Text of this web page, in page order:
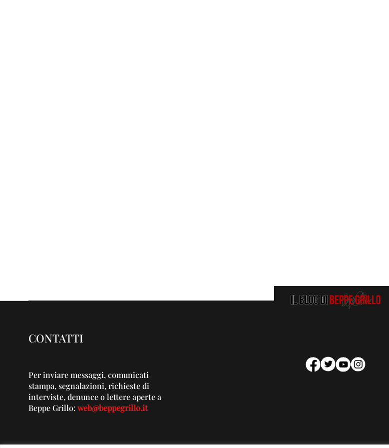
CONTATTI
Per inviare messaggi, comunicati
stampa, segnalazioni, richieste di
interviste, denunce o lettere aperte a
Beppe Grillo:web@beppegrillo.it